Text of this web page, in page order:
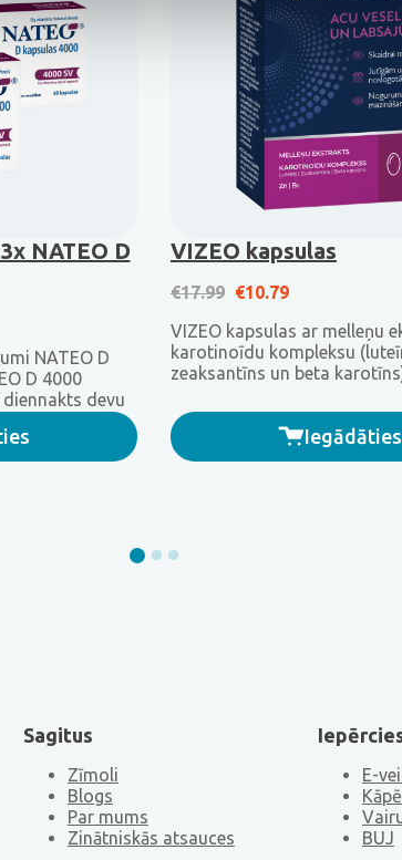
NATEO D
€47.37.
is: €24.99.
NATEO D
D 4000
devu
VIZEO kapsulas
€17.99 Original price was:
€10.79Current price
VIZEO kapsulas ar melleņu
karotinoīdu kompleksu
zeaksantīns un beta
izjūt acu nogurumu.
Iegādāties
Sagitus
Zīmoli
Blogs
Par mums
Zinātniskās atsauces
E-
BUJ